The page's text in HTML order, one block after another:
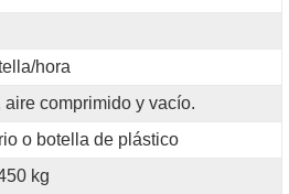
hora
comprimido y vacío.
o botella de plástico
kg